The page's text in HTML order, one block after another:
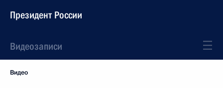
Президент России
Видеозаписи
Видео